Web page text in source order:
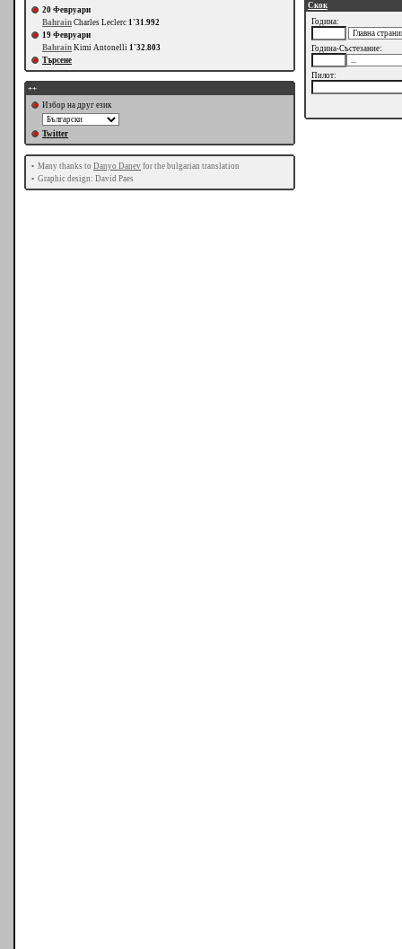
20 Февруари
Bahrain Charles Leclerc 1'31.992
19 Февруари
Bahrain Kimi Antonelli 1'32.803
Търсене
++
Избор на друг език
Twitter
• Many thanks to Danyo Danev for the bulgarian translation
• Graphic design: David Paes
Скок
Година:
Година-Състезание:
Пилот: